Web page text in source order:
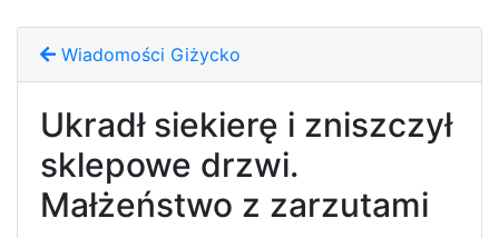
Wiadomości Giżycko
Ukradł siekierę i zniszczył
sklepowe drzwi.
Małżeństwo z zarzutami